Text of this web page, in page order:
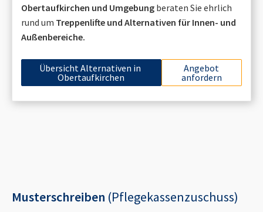
Obertaufkirchen und Umgebung beraten Sie ehrlich
rund um Treppenlifte und Alternativen für Innen- und
Außenbereiche.
Übersicht Alternativen in
Obertaufkirchen
Angebot
anfordern
Musterschreiben (Pflegekassenzuschuss)